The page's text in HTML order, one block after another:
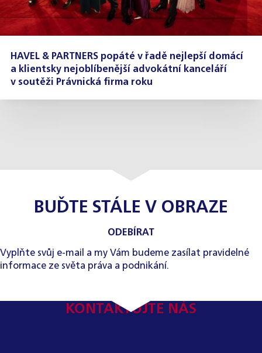
HAVEL & PARTNERS popáté v řadě nejlepší domácí
a klientsky nejoblíbenější advokátní kanceláří
v soutěži Právnická firma roku
BUĎTE STÁLE V OBRAZE
ODEBÍRAT
Vyplňte svůj e-mail a my Vám budeme zasílat pravidelné
informace ze světa práva a podnikání.
KONTAKTUJTE NÁS